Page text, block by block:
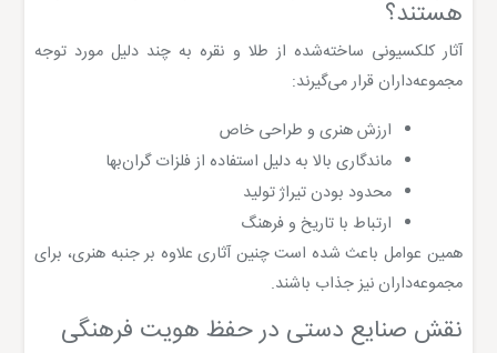
هستند؟
آثار کلکسیونی ساخته‌شده از طلا و نقره به چند دلیل مورد توجه
مجموعه‌داران قرار می‌گیرند:
ارزش هنری و طراحی خاص
ماندگاری بالا به دلیل استفاده از فلزات گران‌بها
محدود بودن تیراژ تولید
ارتباط با تاریخ و فرهنگ
همین عوامل باعث شده است چنین آثاری علاوه بر جنبه هنری، برای
مجموعه‌داران نیز جذاب باشند.
نقش صنایع دستی در حفظ هویت فرهنگی